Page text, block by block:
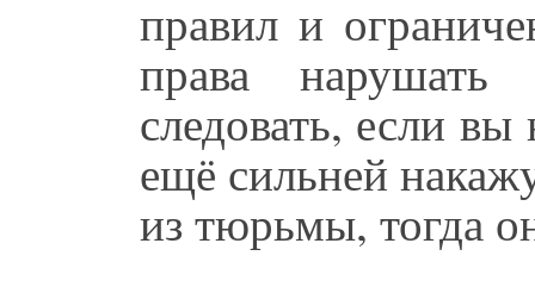
правил и
права
следовать, если вы
ещё сильней
из тюрьмы, тогда